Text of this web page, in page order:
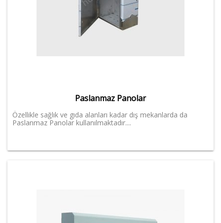
Paslanmaz Panolar
Özellikle sağlık ve gıda alanları kadar dış mekanlarda da
Paslanmaz Panolar kullanılmaktadır....